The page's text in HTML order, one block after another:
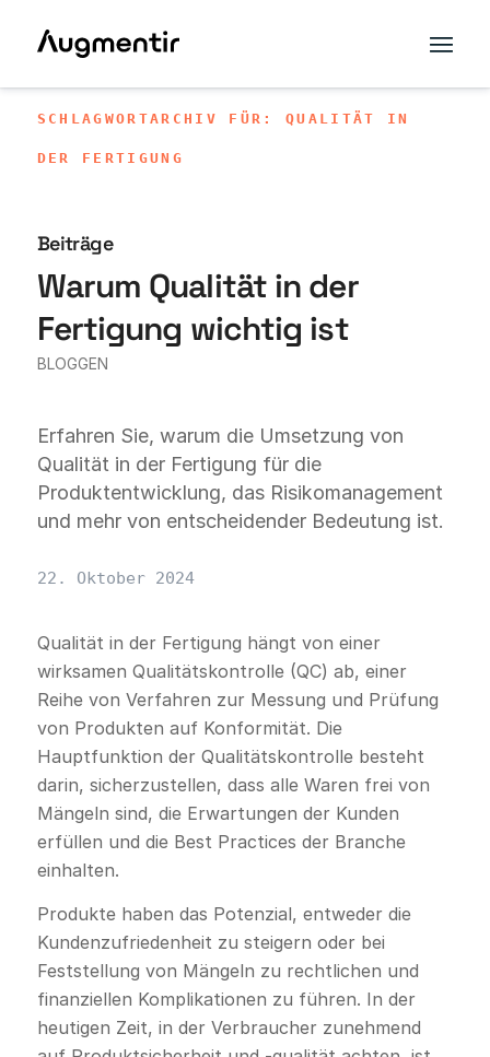
SCHLAGWORTARCHIV FÜR: QUALITÄT IN
DER FERTIGUNG
Beiträge
Warum Qualität in der
Fertigung wichtig ist
BLOGGEN
Erfahren Sie, warum die Umsetzung von
Qualität in der Fertigung für die
Produktentwicklung, das Risikomanagement
und mehr von entscheidender Bedeutung ist.
22. Oktober 2024
Qualität in der Fertigung hängt von einer
wirksamen Qualitätskontrolle (QC) ab, einer
Reihe von Verfahren zur Messung und Prüfung
von Produkten auf Konformität. Die
Hauptfunktion der Qualitätskontrolle besteht
darin, sicherzustellen, dass alle Waren frei von
Mängeln sind, die Erwartungen der Kunden
erfüllen und die Best Practices der Branche
einhalten.
Produkte haben das Potenzial, entweder die
Kundenzufriedenheit zu steigern oder bei
Feststellung von Mängeln zu rechtlichen und
finanziellen Komplikationen zu führen. In der
heutigen Zeit, in der Verbraucher zunehmend